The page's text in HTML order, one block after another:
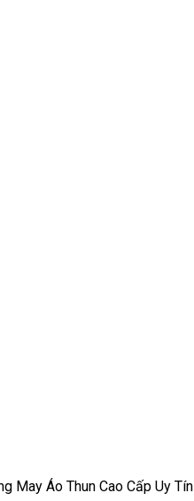
May Áo Thun Cao Cấp Uy Tín